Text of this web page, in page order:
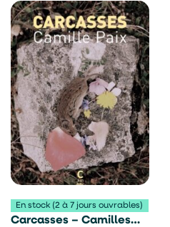
En stock (2 à 7 jours ouvrables)
Carcasses – Camilles